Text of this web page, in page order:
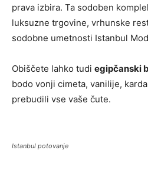
prava izbira. Ta sodoben
luksuzne trgovine, vrhunske
sodobne umetnosti Istanbul
Obiščete lahko tudi egipčanski
bodo vonji cimeta, vanilije,
prebudili vse vaše čute.
Istanbul potovanje